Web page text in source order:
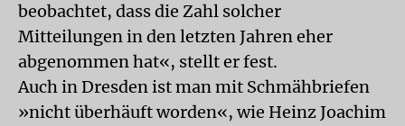
beobachtet, dass die Zahl solcher
Mitteilungen in den letzten Jahren eher
abgenommen hat«, stellt er fest.
Auch in Dresden ist man mit Schmähbriefen
»nicht überhäuft worden«, wie Heinz Joachim